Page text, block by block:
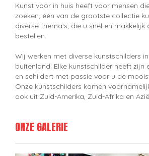
Kunst voor in huis heeft voor mensen
zoeken, één van de grootste collectie
diverse thema's, die u snel en makkelijk
bestellen.
Wij werken met diverse kunstschilders
buitenland. Elke kunstschilder heeft zijn
en schildert met passie voor u de
Onze kunstschilders komen
ook uit Zuid-Amerika, Zuid-Afrika en
ONZE GALERIE